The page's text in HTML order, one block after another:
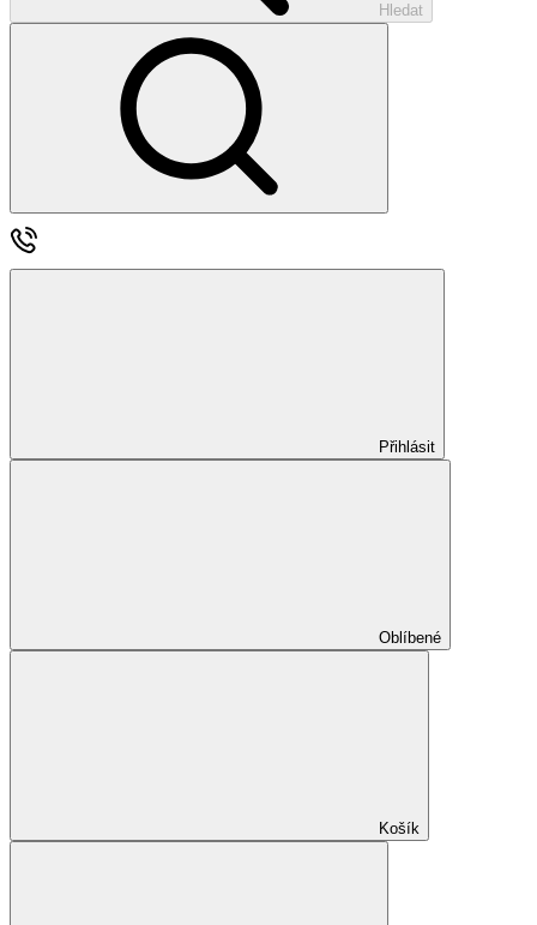
Hledat
Přihlásit
Oblíbené
Košík